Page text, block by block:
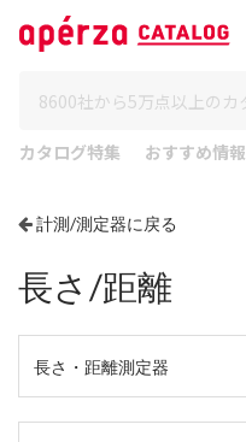
カタログ特集 おすすめ情報
計測/測定器に戻る
長さ/距離
長さ・距離測定器